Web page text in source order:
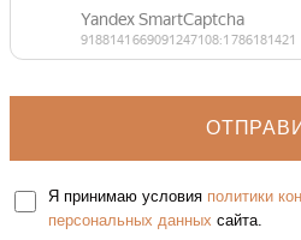
Я принимаю условия политики
персональных данных сайта.